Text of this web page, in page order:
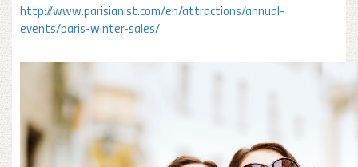
http://www.parisianist.com/en/attractions/annual-
events/paris-winter-sales/